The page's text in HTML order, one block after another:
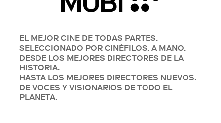
EL MEJOR CINE DE TODAS PARTES.
SELECCIONADO POR CINÉFILOS. A MANO.
DESDE LOS MEJORES DIRECTORES DE LA
HISTORIA.
HASTA LOS MEJORES DIRECTORES NUEVOS.
DE VOCES Y VISIONARIOS DE TODO EL
PLANETA.